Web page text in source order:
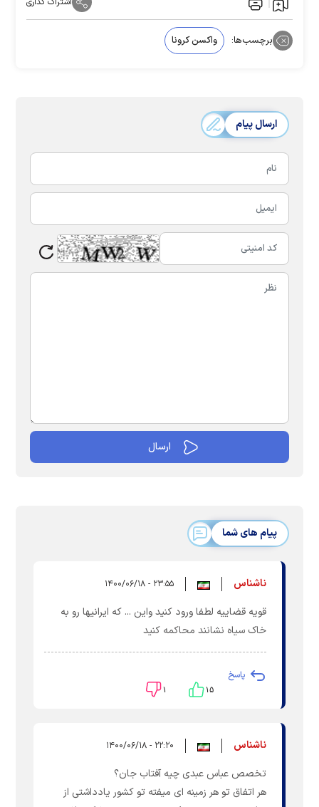
برچسب‌ها: واکسن کرونا
ارسال پیام
پیام های شما
ناشناس ۲۳:۵۵ - ۱۴۰۰/۰۶/۱۸
قویه قضاییه لطفا ورود کنید واین ... که ایرانیها رو به
خاک سیاه نشانند محاکمه کنید
پاسخ
۱۵ ۱
ناشناس ۲۲:۲۰ - ۱۴۰۰/۰۶/۱۸
تخصص عباس عبدی چیه آفتاب جان؟
هر اتفاق تو هر زمینه ای میفته تو کشور یادداشتی از